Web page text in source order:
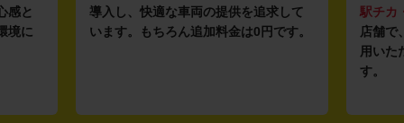
感と
境に
導入し、快適な車両の提供を追求して
います。もちろん追加料金は0円です。
駅チカ
店舗で
用いた
す。